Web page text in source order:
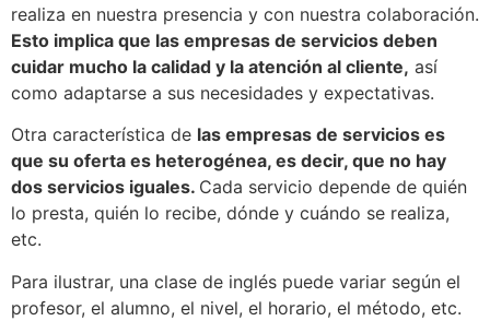
realiza en nuestra presencia y con nuestra colaboración.
Esto implica que las empresas de servicios deben
cuidar mucho la calidad y la atención al cliente, así
como adaptarse a sus necesidades y expectativas.
Otra característica de las empresas de servicios es
que su oferta es heterogénea, es decir, que no hay
dos servicios iguales. Cada servicio depende de quién
lo presta, quién lo recibe, dónde y cuándo se realiza,
etc.
Para ilustrar, una clase de inglés puede variar según el
profesor, el alumno, el nivel, el horario, el método, etc.